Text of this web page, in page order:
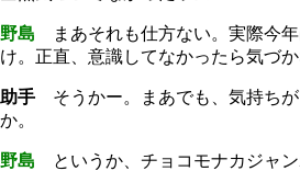
野島 まあそれも仕方ない。実際今
け。正直、意識してなかったら気づか
助手 そうかー。まあでも、気持ち
か。
野島 というか、チョコモナカジャ